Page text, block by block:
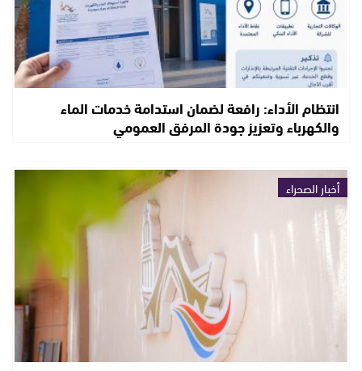
انتظام الأداء: رافعة لضمان استدامة خدمات الماء
والكهرباء وتعزيز جودة المرفق العمومي
أخبار الصحراء